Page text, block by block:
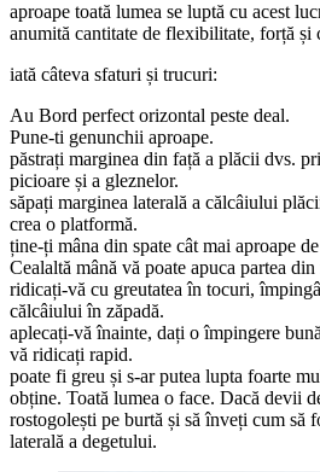
aproape toată lumea se luptă cu acest
anumită cantitate de flexibilitate, forță și
iată câteva sfaturi și trucuri:
Au Bord perfect orizontal peste deal.
Pune-ti genunchii aproape.
păstrați marginea din față a plăcii dvs.
picioare și a gleznelor.
săpați marginea laterală a călcâiului
crea o platformă.
ține-ți mâna din spate cât mai aproape
Cealaltă mână vă poate apuca partea
ridicați-vă cu greutatea în tocuri,
călcâiului în zăpadă.
aplecați-vă înainte, dați o împingere
vă ridicați rapid.
poate fi greu și s-ar putea lupta foarte
obține. Toată lumea o face. Dacă devii
rostogolești pe burtă și să înveți cum să
laterală a degetului.